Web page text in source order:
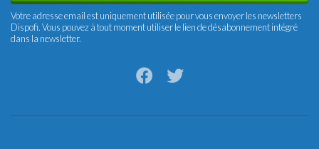
Votre adresse email est uniquement utilisée pour vous envoyer les newsletters
Dispofi. Vous pouvez à tout moment utiliser le lien de désabonnement intégré
dans la newsletter.